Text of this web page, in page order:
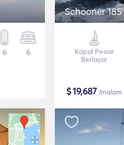
6 6
Schooner 185'
Kapal Pesiar
Berlayar
$19,687 /malam